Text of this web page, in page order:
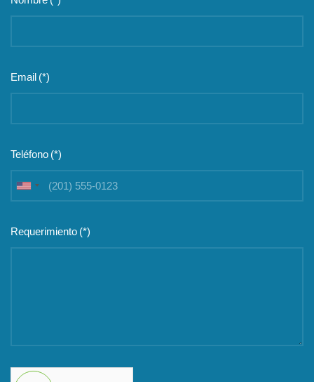
Email (*)
Teléfono (*)
United
Requerimiento (*)